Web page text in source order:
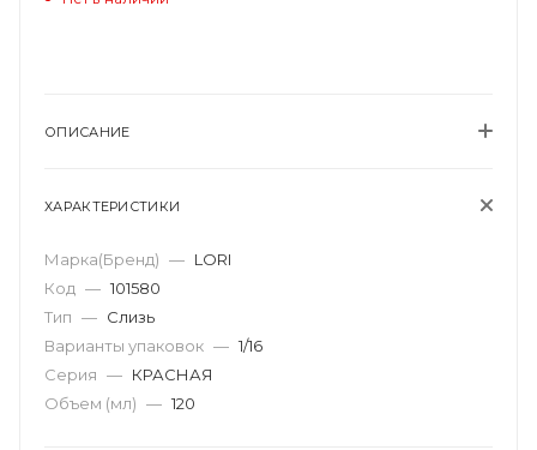
ОПИСАНИЕ
ХАРАКТЕРИСТИКИ
Марка(Бренд) — LORI
Код — 101580
Тип — Слизь
Варианты упаковок — 1/16
Серия — КРАСНАЯ
Объем (мл) — 120